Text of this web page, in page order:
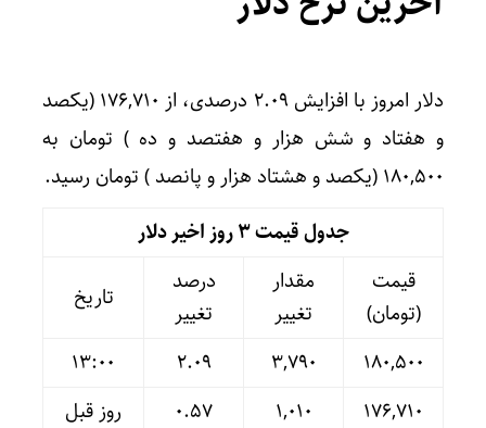
دلار امروز با افزایش ۲.۰۹ درصدی، از ۱۷۶,۷۱۰ (یکصد
و هفتاد و شش هزار و هفتصد و ده ) تومان به
۱۸۰,۵۰۰ (یکصد و هشتاد هزار و پانصد ) تومان رسید.
جدول قیمت 3 روز اخیر دلار
قیمت
(تومان)
مقدار
تغییر
درصد
تغییر
تاریخ
۱۸۰,۵۰۰
۳,۷۹۰ ۲.۰۹
13:00
۱۷۶,۷۱۰
۱,۰۱۰ ۰.۵۷
روز قبل